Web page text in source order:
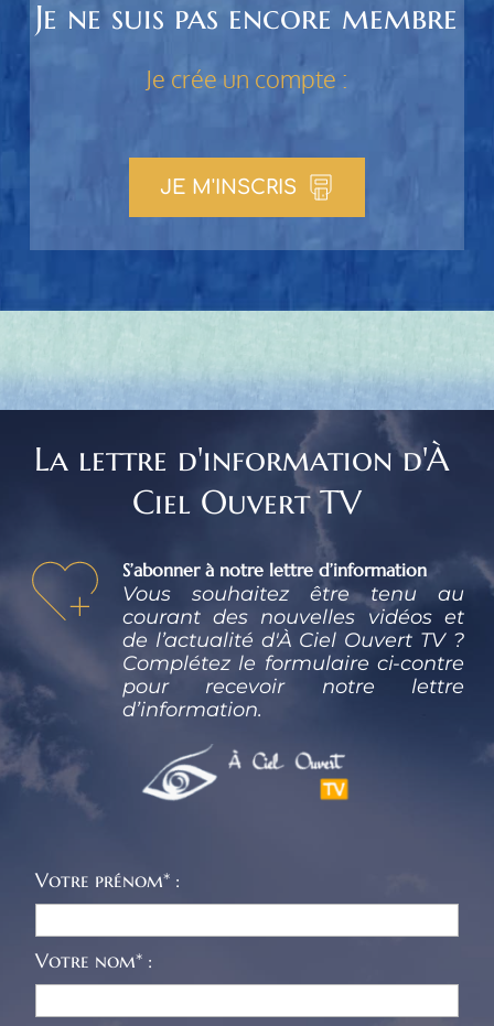
Je ne suis pas encore membre
Je crée un compte :
JE M'INSCRIS
La lettre d'information d'À
Ciel Ouvert TV
S’abonner à notre lettre d’information
Vous souhaitez être tenu au
courant des nouvelles vidéos et
de l’actualité d'À Ciel Ouvert TV ?
Complétez le formulaire ci-contre
pour recevoir notre lettre
d’information.
Votre prénom* :
Votre nom* :